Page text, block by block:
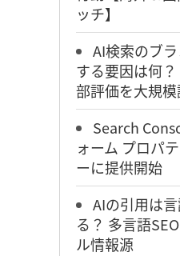
ッチ】
AI検索のブ
する要因は何
部評価を大規
Search
ォーム プロパ
ーに提供開始
AIの引用は
る？ 多言語
ル情報源